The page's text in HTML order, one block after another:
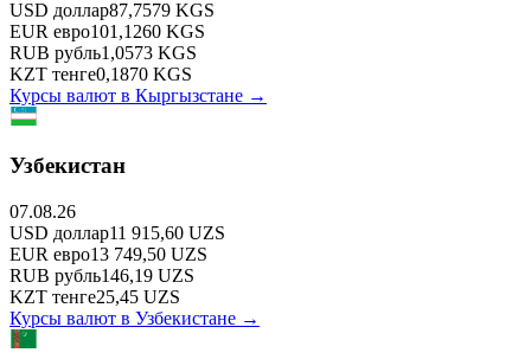
USD доллар87,7579 KGS
EUR евро101,1260 KGS
RUB рубль1,0573 KGS
KZT тенге0,1870 KGS
Курсы валют в Кыргызстане →
Узбекистан
07.08.26
USD доллар11 915,60 UZS
EUR евро13 749,50 UZS
RUB рубль146,19 UZS
KZT тенге25,45 UZS
Курсы валют в Узбекистане →